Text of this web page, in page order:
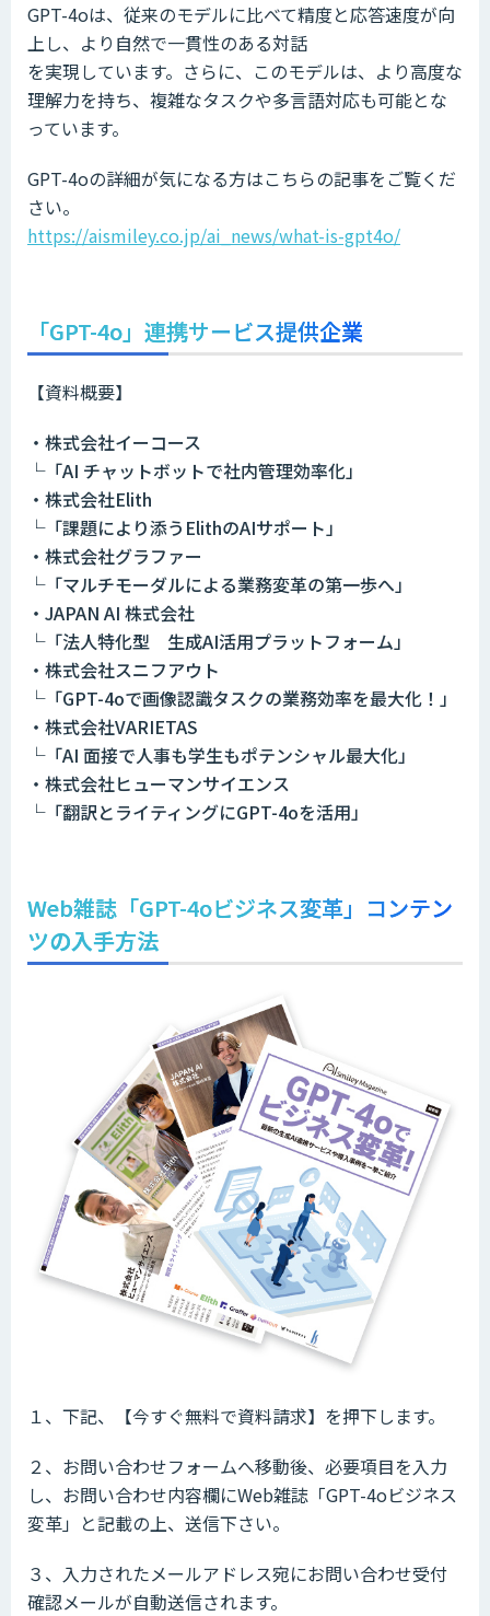
GPT-4oは、従来のモデルに比べて精度と応答速度が向
上し、より自然で一貫性のある対話
を実現しています。さらに、このモデルは、より高度な
理解力を持ち、複雑なタスクや多言語対応も可能とな
っています。
GPT-4oの詳細が気になる方はこちらの記事をご覧くだ
さい。
https://aismiley.co.jp/ai_news/what-is-gpt4o/
「GPT-4o」連携サービス提供企業
【資料概要】
・株式会社イーコース
└「AI チャットボットで社内管理効率化」
・株式会社Elith
└「課題により添うElithのAIサポート」
・株式会社グラファー
└「マルチモーダルによる業務変革の第一歩へ」
・JAPAN AI 株式会社
└「法人特化型 生成AI活用プラットフォーム」
・株式会社スニフアウト
└「GPT-4oで画像認識タスクの業務効率を最大化！」
・株式会社VARIETAS
└「AI 面接で人事も学生もポテンシャル最大化」
・株式会社ヒューマンサイエンス
└「翻訳とライティングにGPT-4oを活用」
Web雑誌「GPT-4oビジネス変革」コンテン
ツの入手方法
１、下記、【今すぐ無料で資料請求】を押下します。
２、お問い合わせフォームへ移動後、必要項目を入力
し、お問い合わせ内容欄にWeb雑誌「GPT-4oビジネス
変革」と記載の上、送信下さい。
３、入力されたメールアドレス宛にお問い合わせ受付
確認メールが自動送信されます。